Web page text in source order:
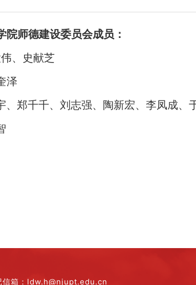
院师德建设委员会成员：
、史献芝
泽
、郑千千、刘志强、陶新宏、李凤成、
信箱：ldw.h@njupt.edu.cn